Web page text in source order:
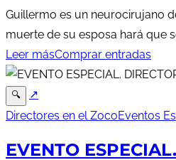
Guillermo es un neurocirujano
muerte de su esposa hará que
Leer másComprar entradas
🔍
↗
Directores en el ZocoEventos
EVENTO